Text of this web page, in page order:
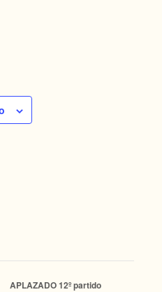
APLAZADO 12º partido